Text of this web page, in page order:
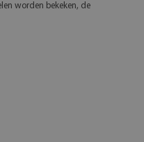
worden bekeken, de